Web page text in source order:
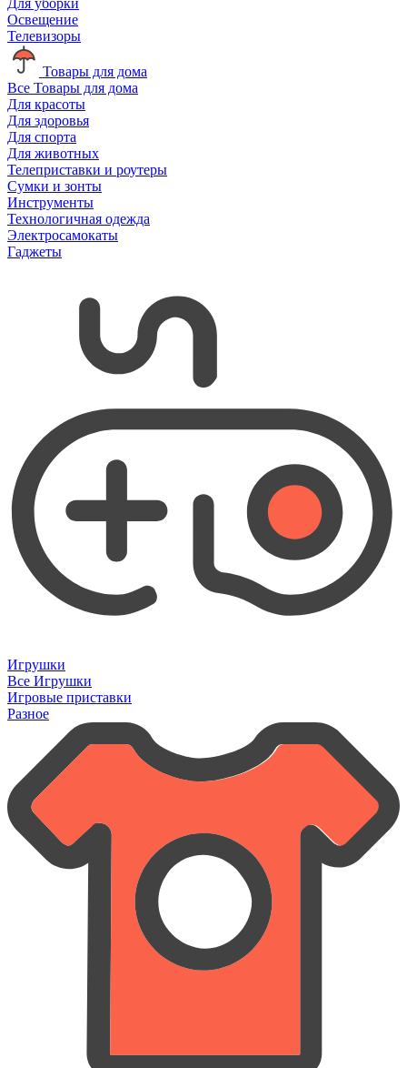
Освещение
Телевизоры
Товары для дома
Все Товары для дома
Для красоты
Для здоровья
Для спорта
Для животных
Телеприставки и роутеры
Сумки и зонты
Инструменты
Технологичная одежда
Электросамокаты
Гаджеты
Игрушки
Все Игрушки
Игровые приставки
Разное